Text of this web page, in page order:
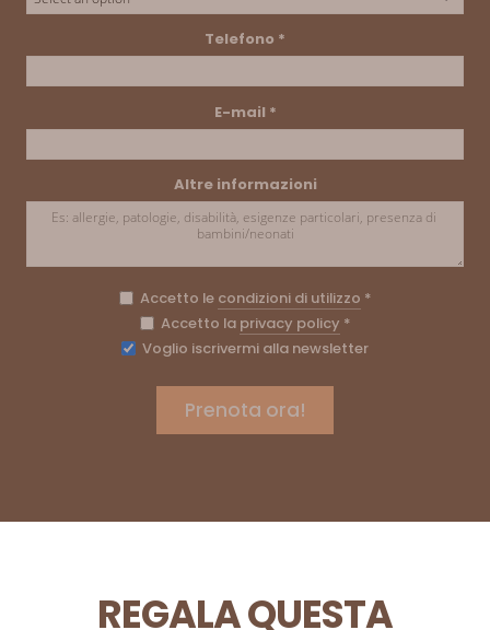
Telefono *
E-mail *
Altre informazioni
Accetto le condizioni di utilizzo *
Accetto la privacy policy *
Voglio iscrivermi alla newsletter
REGALA QUESTA